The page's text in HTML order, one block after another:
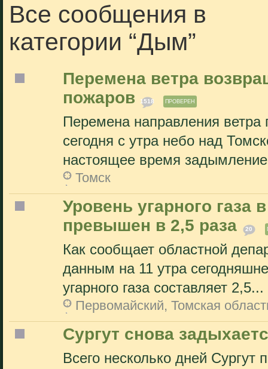
Все сообщения в
категории “Дым”
Перемена ветра
пожаров
1518 ПРОВЕРЕН
Перемена направления
сегодня с утра небо над
настоящее время
Томск
Уровень угарного газа
превышен в 2,5 раза
20
Как сообщает областной
данным на 11 утра
угарного газа составляет 2,5...
Первомайский, Томская
Сургут снова
Всего несколько дней